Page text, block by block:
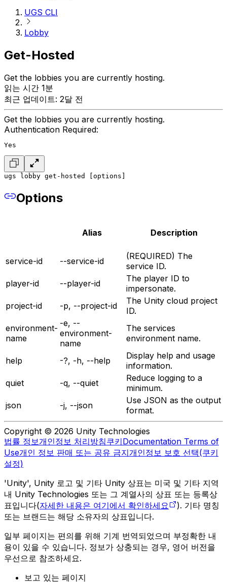
UGS CLI
Lobby
Get-Hosted
Get the lobbies you are currently hosting.
읽는 시간 1분
최근 업데이트: 2달 전
Get the lobbies you are currently hosting.
Authentication Required:
Yes
ugs lobby get-hosted [options]
Options
Alias Description
service-id --service-id
(REQUIRED) The
service ID.
player-id
--player-id
The player ID to
impersonate.
project-id
-p, --project-id
The Unity cloud project
ID.
environment-
name
-e, --
environment-
name
The services
environment name.
help -?, -h, --help
Display help and usage
information.
quiet
-q, --quiet
Reduce logging to a
minimum.
json
-j, --json
Use JSON as the output
format.
Copyright © 2026 Unity Technologies
법률 정보개인정보 처리방침쿠키Documentation Terms of
Use개인 정보 판매 또는 공유 금지개인정보 보호 선택(쿠키
설정)
'Unity', Unity 로고 및 기타 Unity 상표는 미국 및 기타 지역
내 Unity Technologies 또는 그 계열사의 상표 또는 등록상
표입니다(자세한 내용은 여기에서 확인하세요
). 기타 명칭
또는 브랜드는 해당 소유자의 상표입니다.
일부 페이지는 편의를 위해 기계 번역되었으며 부정확한 내
용이 있을 수 있습니다. 정보가 상충되는 경우, 영어 버전을
우선으로 참조하세요.
보고 있는 페이지